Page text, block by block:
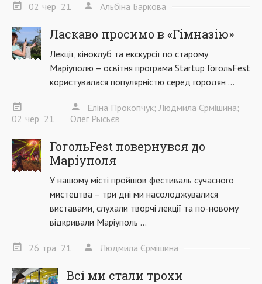
02 чер '21 Альбіна Баркова
Ласкаво просимо в «Гімназію»
Лекції, кіноклуб та екскурсії по старому
Маріуполю – освітня програма Startup ГогольFest
користувалася популярністю серед городян ...
02 чер '21
Еліна Прокопчук; Людмила Єрмішина;
Олег Рысьєв
ГогольFest повернувся до
Маріуполя
У нашому місті пройшов фестиваль сучасного
мистецтва – три дні ми насолоджувалися
виставами, слухали творчі лекції та по-новому
відкривали Маріуполь ...
26 тра '21 Людмила Єрмішина
Всі ми стали трохи